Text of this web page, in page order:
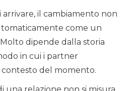
il cambiamento non
come un
dipende dalla storia
in cui i partner
del momento.
una relazione non si misura